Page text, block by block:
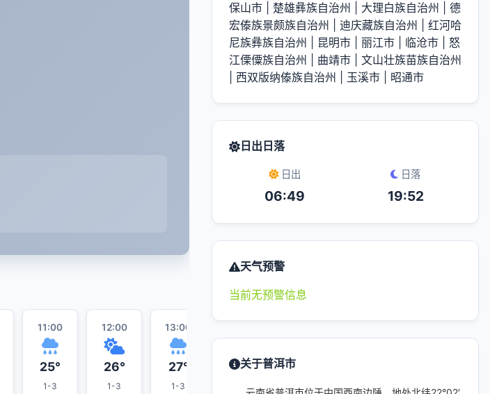
11:00
25°
1-3
12:00
26°
1-3
13:00
27°
1-3
27°
1-3 1-3 1-3 1-3
保山市 楚雄彝族自治州 大理白族自治州
德
宏傣族景颇族自治州
迪庆藏族自治州
红河哈
尼族彝族自治州
昆明市 丽江市 临沧市
怒
江傈僳族自治州
曲靖市
文山壮族苗族自治州
西双版纳傣族自治州 玉溪市 昭通市
日出日落
日出
06:49
日落
19:52
天气预警
当前无预警信息
关于普洱市